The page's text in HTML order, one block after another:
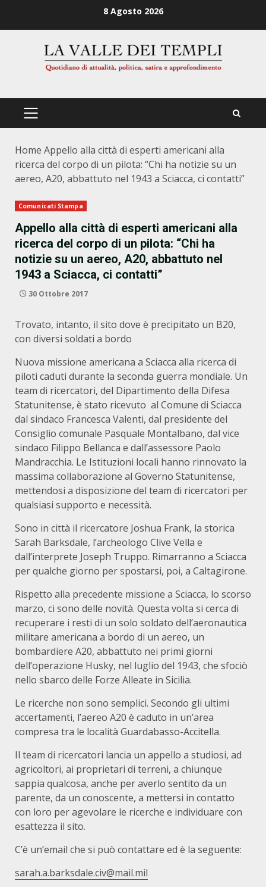
8 Agosto 2026
PRIMÄRES
Home Appello alla città di esperti americani alla
ricerca del corpo di un pilota: “Chi ha notizie su un
aereo, A20, abbattuto nel 1943 a Sciacca, ci contatti”
Comunicati Stampa
Appello alla città di esperti americani alla
ricerca del corpo di un pilota: “Chi ha
notizie su un aereo, A20, abbattuto nel
1943 a Sciacca, ci contatti”
30 Ottobre 2017
Trovato, intanto, il sito dove è precipitato un B20,
con diversi soldati a bordo
Nuova missione americana a Sciacca alla ricerca di
piloti caduti durante la seconda guerra mondiale. Un
team di ricercatori, del Dipartimento della Difesa
Statunitense, è stato ricevuto al Comune di Sciacca
dal sindaco Francesca Valenti, dal presidente del
Consiglio comunale Pasquale Montalbano, dal vice
sindaco Filippo Bellanca e dall’assessore Paolo
Mandracchia. Le Istituzioni locali hanno rinnovato la
massima collaborazione al Governo Statunitense,
mettendosi a disposizione del team di ricercatori per
qualsiasi supporto e necessità.
Sono in città il ricercatore Joshua Frank, la storica
Sarah Barksdale, l’archeologo Clive Vella e
dall’interprete Joseph Truppo. Rimarranno a Sciacca
per qualche giorno per spostarsi, poi, a Caltagirone.
Rispetto alla precedente missione a Sciacca, lo scorso
marzo, ci sono delle novità. Questa volta si cerca di
recuperare i resti di un solo soldato dell’aeronautica
militare americana a bordo di un aereo, un
bombardiere A20, abbattuto nei primi giorni
dell’operazione Husky, nel luglio del 1943, che sfociò
nello sbarco delle Forze Alleate in Sicilia.
Le ricerche non sono semplici. Secondo gli ultimi
accertamenti, l’aereo A20 è caduto in un’area
compresa tra le località Guardabasso-Accitella.
Il team di ricercatori lancia un appello a studiosi, ad
agricoltori, ai proprietari di terreni, a chiunque
sappia qualcosa, anche per averlo sentito da un
parente, da un conoscente, a mettersi in contatto
con loro per agevolare le ricerche e individuare con
esattezza il sito.
C’è un’email che si può contattare ed è la seguente:
sarah.a.barksdale.civ@mail.mil